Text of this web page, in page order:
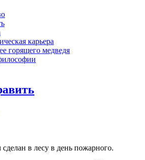
карьера
горящего медведя
в лесу в день пожарного.